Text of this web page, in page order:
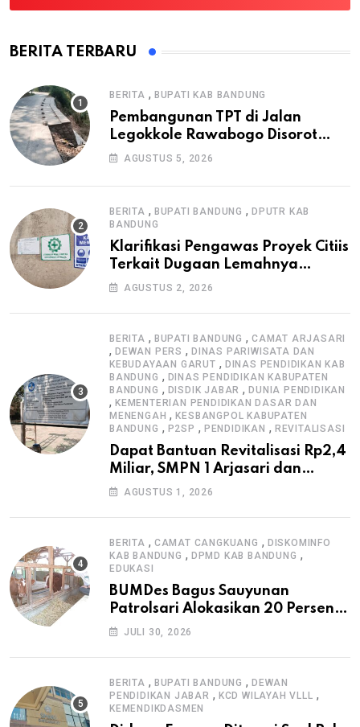
BERITA TERBARU
BERITA , BUPATI KAB BANDUNG
Pembangunan TPT di Jalan
Legokkole Rawabogo Disorot
Warga, Selesai Tanpa Papan
AGUSTUS 5, 2026
BERITA , BUPATI BANDUNG ,DPUTR KAB
BANDUNG
Klarifikasi Pengawas Proyek Citiis
Terkait Dugaan Lemahnya
Pengawasan K3
AGUSTUS 2, 2026
BERITA , BUPATI BANDUNG ,CAMAT ARJASARI
, DEWAN PERS , DINAS PARIWISATA DAN
KEBUDAYAAN GARUT , DINAS PENDIDIKAN KAB
BANDUNG , DINAS PENDIDIKAN KABUPATEN
BANDUNG , DISDIK JABAR ,DUNIA PENDIDIKAN
, KEMENTERIAN PENDIDIKAN DASAR DAN
MENENGAH ,KESBANGPOL KABUPATEN
BANDUNG , P2SP , PENDIDIKAN , REVITALISASI
Dapat Bantuan Revitalisasi Rp2,4
Miliar, SMPN 1 Arjasari dan
Masyarakat Sambut Antusias
AGUSTUS 1, 2026
BERITA , CAMAT CANGKUANG , DISKOMINFO
KAB BANDUNG , DPMD KAB BANDUNG ,
EDUKASI
BUMDes Bagus Sauyunan
Patrolsari Alokasikan 20 Persen
Dana Desa untuk Ketahanan
JULI 30, 2026
BERITA , BUPATI BANDUNG ,DEWAN
PENDIDIKAN JABAR , KCD WILAYAH VLLL ,
KEMENDIKDASMEN